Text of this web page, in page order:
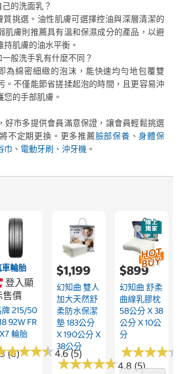
的洗面乳？
挑選。油性肌膚可選擇控油與深層清潔的
肌膚則推薦具有溫和保濕成分的產品，以避
肌膚的油水平衡。
般洗手乳有什麼不同？
為綿密細緻的泡沫，能快速均勻地包覆雙
。不僅能節省搓揉起泡的時間，且更容易沖
的手部肌膚。
好市多提供會員滿意保證，讓會員輕鬆挑選
不定期更換。更多推薦臉部保養 、身體保
巾 、 電動牙刷、沖牙機 。
(6)
車輪胎
登入顯
售價
牌 215/50
92W FR
輪胎
★★★★
★★★★4.6 (5)
$1,199
幻知曲 雙人
加大天然舒
柔防水保潔
墊 183公分
X 190公分 X
38公分
★★★★★
★★★★★4.8 (5)
$899
幻知曲 舒柔
曲線乳膠枕
58公分 X 38
公分 X 10公
分
★★★★
★★★★